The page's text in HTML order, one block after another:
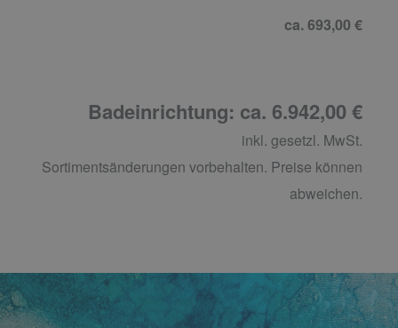
ca. 693,00 €
Badeinrichtung: ca. 6.942,00 €
inkl. gesetzl. MwSt.
Sortimentsänderungen vorbehalten. Preise können
abweichen.